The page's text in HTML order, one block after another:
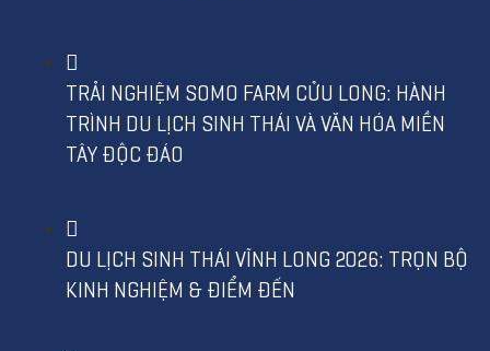
TRẢI NGHIỆM SOMO FARM CỬU LONG: HÀNH
TRÌNH DU LỊCH SINH THÁI VÀ VĂN HÓA MIỀN
TÂY ĐỘC ĐÁO
DU LỊCH SINH THÁI VĨNH LONG 2026: TRỌN BỘ
KINH NGHIỆM & ĐIỂM ĐẾN